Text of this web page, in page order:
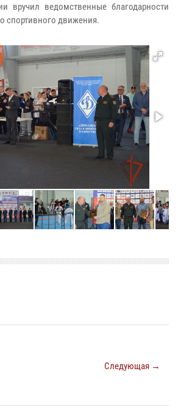
вручил ведомственные благодарности
спортивного движения.
Следующая →